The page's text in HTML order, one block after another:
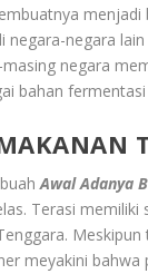
negara
negara
bahan
Awal Adanya
Terasi
meyakini